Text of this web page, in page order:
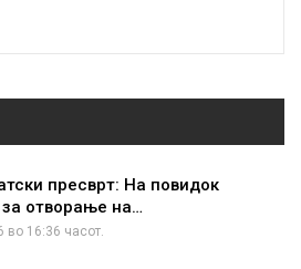
пресврт: На повидок
за отворање на…
во 16:36 часот.